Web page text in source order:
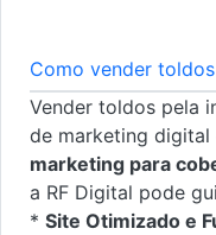
Como vender
Vender toldos pela
de marketing digital
marketing para
a RF Digital pode
* Site Otimizado e